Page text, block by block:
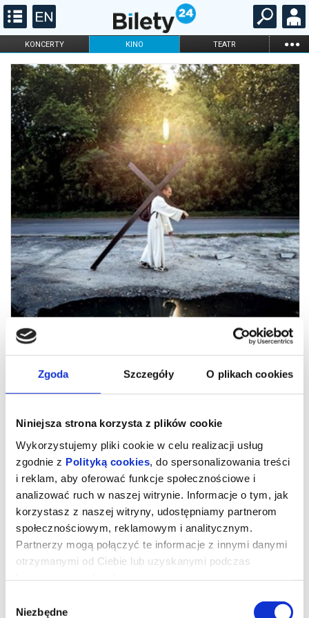
Zgoda Szczegóły O plikach cookies
Niniejsza strona korzysta z plików cookie
Wykorzystujemy pliki cookie w celu realizacji usług
zgodnie z Polityką cookies , do spersonalizowania treści
i reklam, aby oferować funkcje społecznościowe i
analizować ruch w naszej witrynie. Informacje o tym, jak
korzystasz z naszej witryny, udostępniamy partnerom
społecznościowym, reklamowym i analitycznym.
Partnerzy mogą połączyć te informacje z innymi danymi
otrzymanymi od Ciebie lub uzyskanymi podczas
zgody
Niezbędne
KONCERTY KINO TEATR ...
FILHARMONIA OPERA I BALET
STAND-UP
DLA DZIECI
ONLINE KARNETY
POSŁANI / 2D
Regularny repertuar
Bilety: 20 zł normalny, 18 zł ulgowy, 16 zł "w samo południe", 15 zł
gatunek: dokumentalny / religijny